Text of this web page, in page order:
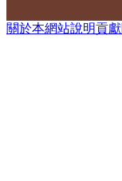
關於本網站說明貢獻